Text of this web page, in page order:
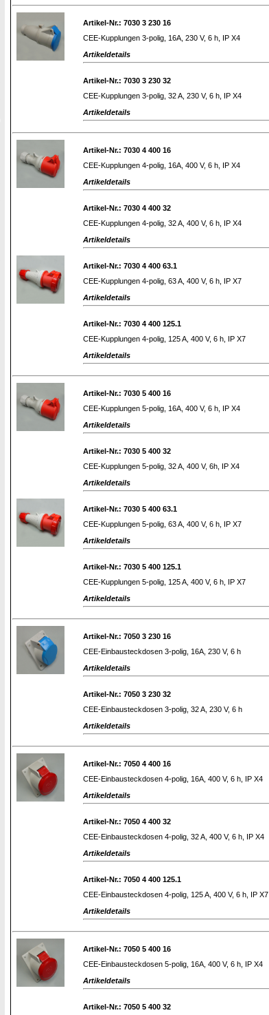
Artikel-Nr.: 7030 3 230 16
CEE-Kupplungen 3-polig, 16A, 230 V, 6 h, IP X4
Artikeldetails
Artikel-Nr.: 7030 3 230 32
CEE-Kupplungen 3-polig, 32 A, 230 V, 6 h, IP X4
Artikeldetails
Artikel-Nr.: 7030 4 400 16
CEE-Kupplungen 4-polig, 16A, 400 V, 6 h, IP X4
Artikeldetails
Artikel-Nr.: 7030 4 400 32
CEE-Kupplungen 4-polig, 32 A, 400 V, 6 h, IP X4
Artikeldetails
Artikel-Nr.: 7030 4 400 63.1
CEE-Kupplungen 4-polig, 63 A, 400 V, 6 h, IP X7
Artikeldetails
Artikel-Nr.: 7030 4 400 125.1
CEE-Kupplungen 4-polig, 125 A, 400 V, 6 h, IP X7
Artikeldetails
Artikel-Nr.: 7030 5 400 16
CEE-Kupplungen 5-polig, 16A, 400 V, 6 h, IP X4
Artikeldetails
Artikel-Nr.: 7030 5 400 32
CEE-Kupplungen 5-polig, 32 A, 400 V, 6h, IP X4
Artikeldetails
Artikel-Nr.: 7030 5 400 63.1
CEE-Kupplungen 5-polig, 63 A, 400 V, 6 h, IP X7
Artikeldetails
Artikel-Nr.: 7030 5 400 125.1
CEE-Kupplungen 5-polig, 125 A, 400 V, 6 h, IP X7
Artikeldetails
Artikel-Nr.: 7050 3 230 16
CEE-Einbausteckdosen 3-polig, 16A, 230 V, 6 h
Artikeldetails
Artikel-Nr.: 7050 3 230 32
CEE-Einbausteckdosen 3-polig, 32 A, 230 V, 6 h
Artikeldetails
Artikel-Nr.: 7050 4 400 16
CEE-Einbausteckdosen 4-polig, 16A, 400 V, 6 h, IP X4
Artikeldetails
Artikel-Nr.: 7050 4 400 32
CEE-Einbausteckdosen 4-polig, 32 A, 400 V, 6 h, IP X4
Artikeldetails
Artikel-Nr.: 7050 4 400 125.1
CEE-Einbausteckdosen 4-polig, 125 A, 400 V, 6 h, IP X7
Artikeldetails
Artikel-Nr.: 7050 5 400 16
CEE-Einbausteckdosen 5-polig, 16A, 400 V, 6 h, IP X4
Artikeldetails
Artikel-Nr.: 7050 5 400 32